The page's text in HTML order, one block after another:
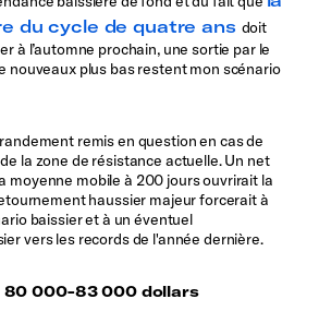
du cycle de quatre ans doit
à l’automne prochain, une sortie par le
nouveaux plus bas restent mon scénario
remis en question en cas de
la zone de résistance actuelle. Un net
moyenne mobile à 200 jours ouvrirait la
haussier majeur forcerait à
baissier et à un éventuel
vers les records de l'année dernière.
80 000-83 000 dollars